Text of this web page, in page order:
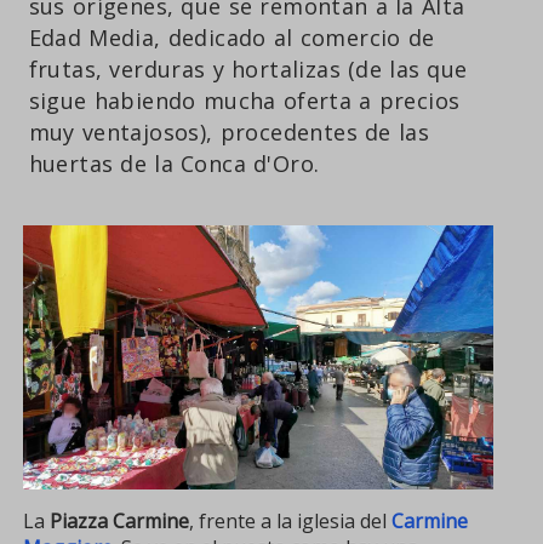
sus orígenes, que se remontan a la Alta
Edad Media, dedicado al comercio de
frutas, verduras y hortalizas (de las que
sigue habiendo mucha oferta a precios
muy ventajosos), procedentes de las
huertas de la Conca d'Oro.
La Piazza Carmine, frente a la iglesia delCarmine